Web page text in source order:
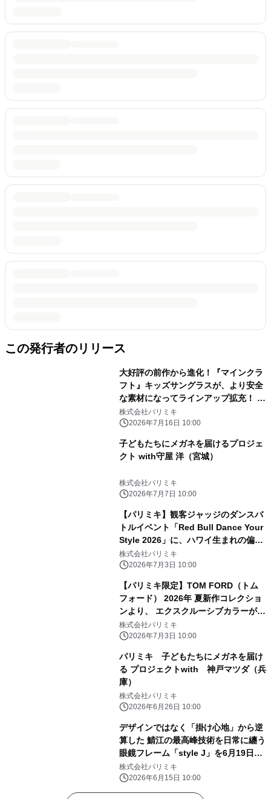
この発行者のリリース
大好評の前作から進化！『マインクラ
フト』キッズサングラスが、より安全
な素材になってラインアップ拡充！ 夏
の日差しから子どもの目を守る、親も
安心のアップデートモデルがパリミキ
株式会社パリミキ
2026年7月16日 10:00
子どもたちにメガネを届けるプロジェ
クト with守屋 洋（宮城）
株式会社パリミキ
2026年7月7日 10:00
【パリミキ】観客ジャッジのダンスバ
トルイベント「Red Bull Dance Your
Style 2026」に、ハワイ生まれの偏光
サングラスブランド「Maui Jim(マウ
イジム)」特設ブースを出店！7月5
日・六本木ヒルズ
株式会社パリミキ
2026年7月3日 10:00
【パリミキ限定】TOM FORD（トム
フォード） 2026年 夏新作コレクショ
ンより、 エクスクルーシブカラーが７
月３日（金）限定発売！
株式会社パリミキ
2026年7月3日 10:00
パリミキ 子どもたちにメガネを届け
る プロジェクトwith 神戸マツダ（兵
庫）
株式会社パリミキ
2026年6月26日 10:00
デザインではなく「掛け心地」から逆
算した 鯖江の最高峰技術を日常に纏う
眼鏡フレーム「style J」を6月19日
(金)に発売
株式会社パリミキ
2026年6月15日 10:00